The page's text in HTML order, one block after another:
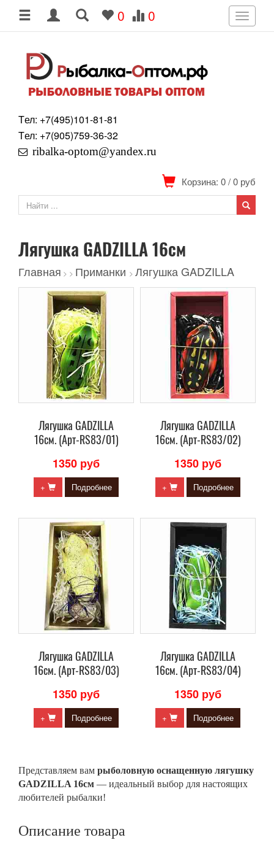
0 0
Toggle
Tел: +7(495)101-81-81
Tел: +7(905)759-36-32
ribalka-optom@yandex.ru
Корзина: 0/0 руб
Лягушка GADZILLA 16см
Главная > > Приманки > Лягушка GADZILLA
Лягушка GADZILLA
16см. (Арт-RS83/01)
1350 руб
+ Подробнее
Лягушка GADZILLA
16см. (Арт-RS83/02)
1350 руб
+ Подробнее
Лягушка GADZILLA
16см. (Арт-RS83/03)
1350 руб
+ Подробнее
Лягушка GADZILLA
16см. (Арт-RS83/04)
1350 руб
+ Подробнее
Представляем вам рыболовную оснащенную лягушку
GADZILLA 16см — идеальный выбор для настоящих
любителей рыбалки!
Описание товара